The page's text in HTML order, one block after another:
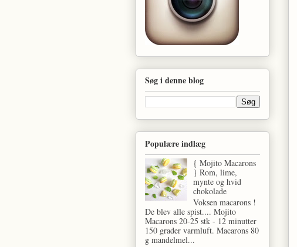
Søg i denne blog
Populære indlæg
{ Mojito Macarons
} Rom, lime,
mynte og hvid
chokolade
Voksen macarons !
De blev alle spist.... Mojito
Macarons 20-25 stk - 12 minutter
150 grader varmluft. Macarons 80
g mandelmel...